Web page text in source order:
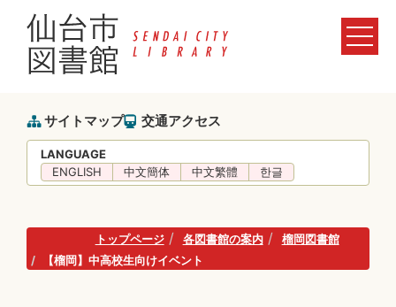
サイトマップ 交通アクセス
LANGUAGE
ENGLISH
中文簡体 中文繁體 한글
トップページ 各図書館の案内
榴岡図書館
【榴岡】中高校生向けイベント